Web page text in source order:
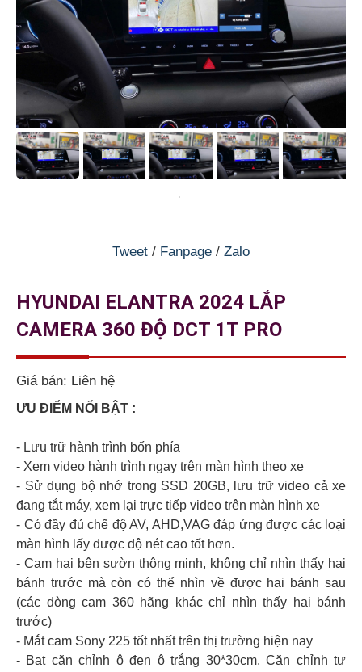
Tweet / Fanpage / Zalo
HYUNDAI ELANTRA 2024 LẮP
CAMERA 360 ĐỘ DCT 1T PRO
Giá bán: Liên hệ
ƯU ĐIỂM NỔI BẬT :
- Lưu trữ hành trình bốn phía
- Xem video hành trình ngay trên màn hình theo xe
- Sử dụng bộ nhớ trong SSD 20GB, lưu trữ video cả xe
đang tắt máy, xem lại trực tiếp video trên màn hình xe
- Có đầy đủ chế độ AV, AHD,VAG đáp ứng được các loại
màn hình lấy được độ nét cao tốt hơn.
- Cam hai bên sườn thông minh, không chỉ nhìn thấy hai
bánh trước mà còn có thể nhìn về được hai bánh sau
(các dòng cam 360 hãng khác chỉ nhìn thấy hai bánh
trước)
- Mắt cam Sony 225 tốt nhất trên thị trường hiện nay
- Bạt căn chỉnh ô đen ô trắng 30*30cm. Căn chỉnh tự